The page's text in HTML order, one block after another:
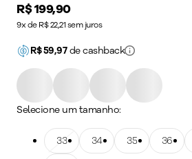
Price:
R$ 199,90
9x de R$ 22,21 sem juros
R$59,97de cashback
Selecione um tamanho:
Tamanho: 33
33Tamanho: 34
34Tamanho: 35
35Tamanho: 36
36